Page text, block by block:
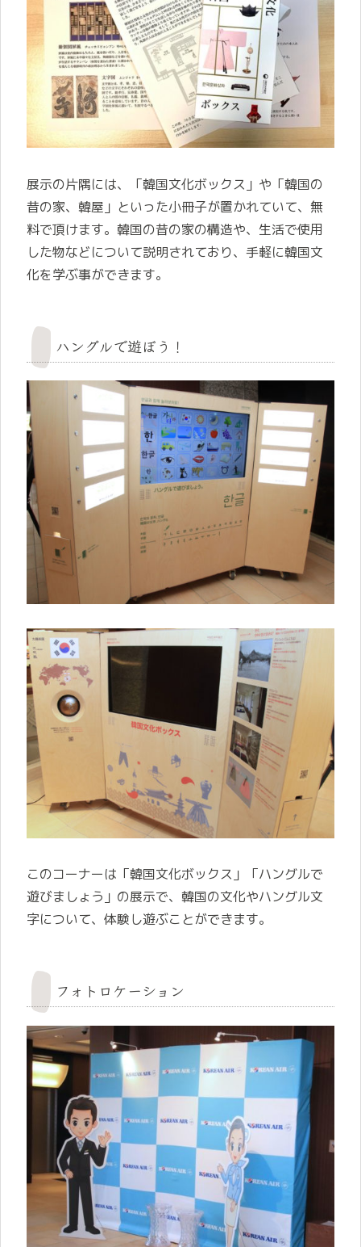
展示の片隅には、「韓国文化ボックス」や「韓国の
昔の家、韓屋」といった小冊子が置かれていて、無
料で頂けます。韓国の昔の家の構造や、生活で使用
した物などについて説明されており、手軽に韓国文
化を学ぶ事ができます。
ハングルで遊ぼう！
このコーナーは「韓国文化ボックス」「ハングルで
遊びましょう」の展示で、韓国の文化やハングル文
字について、体験し遊ぶことができます。
フォトロケーション